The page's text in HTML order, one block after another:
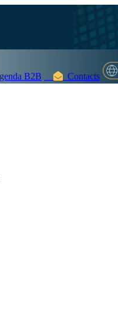
B2B Contacts